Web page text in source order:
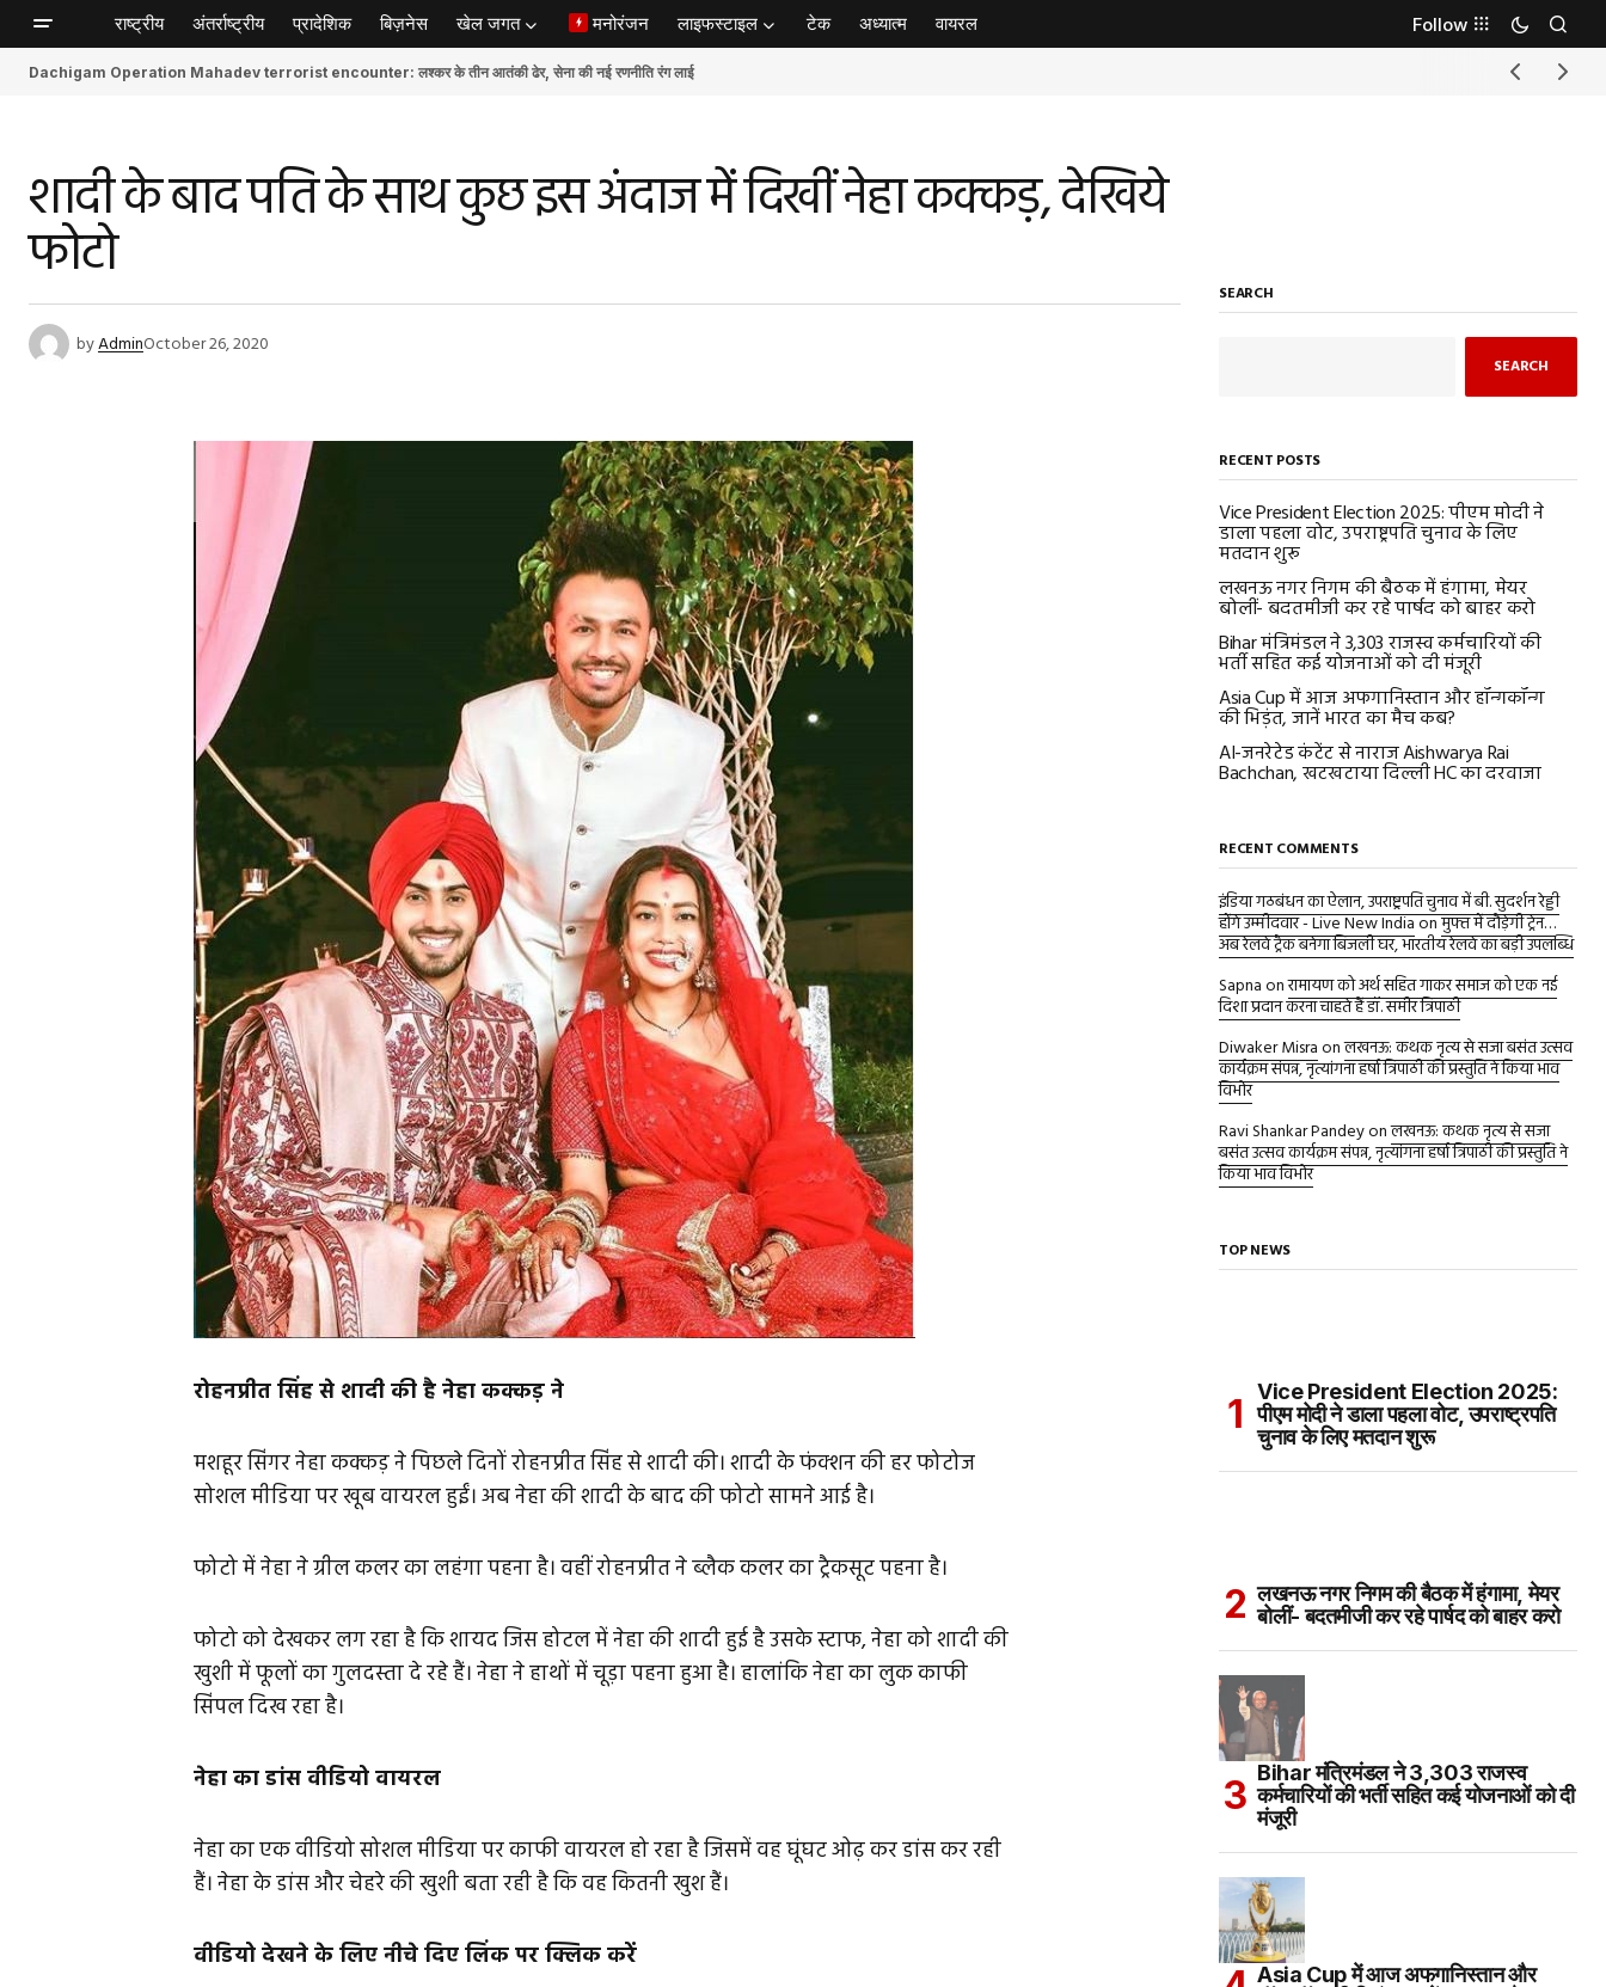
राष्ट्रीय अंतर्राष्ट्रीय प्रादेशिक बिज़नेस खेल जगत मनोरंजन लाइफस्टाइल टेक अध्यात्म वायरल Follow
Dachigam Operation Mahadev terrorist encounter: लश्कर के तीन आतंकी ढेर, सेना की नई रणनीति रंग लाई
शादी के बाद पति के साथ कुछ इस अंदाज में दिखीं नेहा कक्कड़, देखिये
फोटो
byAdminOctober 26, 2020
रोहनप्रीत सिंह से शादी की है नेहा कक्कड़ ने
मशहूर सिंगर नेहा कक्कड़ ने पिछले दिनों रोहनप्रीत सिंह से शादी की। शादी के फंक्शन की हर फोटोज
सोशल मीडिया पर खूब वायरल हुईं। अब नेहा की शादी के बाद की फोटो सामने आई है।
फोटो में नेहा ने ग्रील कलर का लहंगा पहना है। वहीं रोहनप्रीत ने ब्लैक कलर का ट्रैकसूट पहना है।
फोटो को देखकर लग रहा है कि शायद जिस होटल में नेहा की शादी हुई है उसके स्टाफ, नेहा को शादी की
खुशी में फूलों का गुलदस्ता दे रहे हैं। नेहा ने हाथों में चूड़ा पहना हुआ है। हालांकि नेहा का लुक काफी
सिंपल दिख रहा है।
नेहा का डांस वीडियो वायरल
नेहा का एक वीडियो सोशल मीडिया पर काफी वायरल हो रहा है जिसमें वह घूंघट ओढ़ कर डांस कर रही
हैं। नेहा के डांस और चेहरे की खुशी बता रही है कि वह कितनी खुश हैं।
वीडियो देखने के लिए नीचे दिए लिंक पर क्लिक करें
SEARCH
SEARCH
RECENT POSTS
Vice President Election 2025: पीएम मोदी ने
डाला पहला वोट, उपराष्ट्रपति चुनाव के लिए
मतदान शुरू
लखनऊ नगर निगम की बैठक में हंगामा, मेयर
बोलीं- बदतमीजी कर रहे पार्षद को बाहर करो
Bihar मंत्रिमंडल ने 3,303 राजस्व कर्मचारियों की
भर्ती सहित कई योजनाओं को दी मंजूरी
Asia Cup में आज अफगानिस्तान और हॉन्गकॉन्ग
की भिड़ंत, जानें भारत का मैच कब?
AI-जनरेटेड कंटेंट से नाराज Aishwarya Rai
Bachchan, खटखटाया दिल्ली HC का दरवाजा
RECENT COMMENTS
इंडिया गठबंधन का ऐलान, उपराष्ट्रपति चुनाव में बी. सुदर्शन रेड्डी
होंगे उम्मीदवार - Live New Indiaonमुफ्त में दौड़ेगी ट्रेन…
अब रेलवे ट्रैक बनेगा बिजली घर, भारतीय रेलवे का बड़ी उपलब्धि
Sapnaonरामायण को अर्थ सहित गाकर समाज को एक नई
दिशा प्रदान करना चाहते हैं डॉ. समीर त्रिपाठी
Diwaker Misraonलखनऊ: कथक नृत्य से सजा बसंत उत्सव
कार्यक्रम संपन्न, नृत्यांगना हर्षा त्रिपाठी की प्रस्तुति ने किया भाव
विभोर
Ravi Shankar Pandeyonलखनऊ: कथक नृत्य से सजा
बसंत उत्सव कार्यक्रम संपन्न, नृत्यांगना हर्षा त्रिपाठी की प्रस्तुति ने
किया भाव विभोर
TOP NEWS
Vice President Election 2025:
पीएम मोदी ने डाला पहला वोट, उपराष्ट्रपति
चुनाव के लिए मतदान शुरू
लखनऊ नगर निगम की बैठक में हंगामा, मेयर
बोलीं- बदतमीजी कर रहे पार्षद को बाहर करो
Bihar मंत्रिमंडल ने 3,303 राजस्व
कर्मचारियों की भर्ती सहित कई योजनाओं को दी
मंजूरी
Asia Cup में आज अफगानिस्तान और